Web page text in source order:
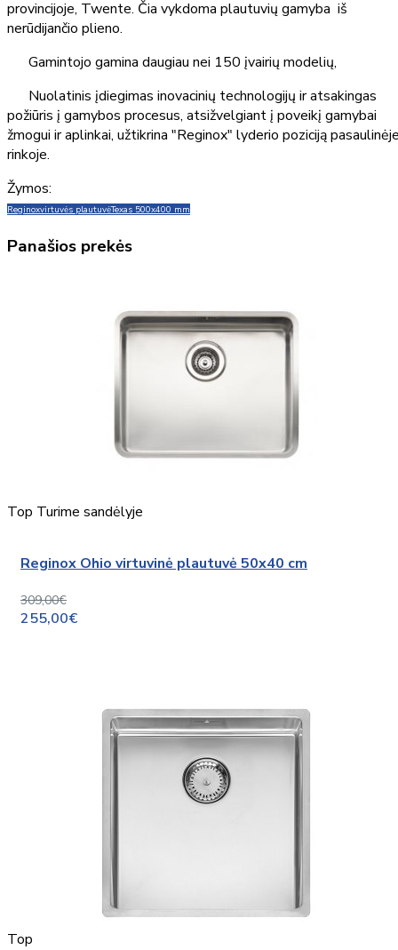
provincijoje, Twente. Čia vykdoma plautuvių gamyba iš
nerūdijančio plieno.
Gamintojo gamina daugiau nei 150 įvairių modelių,
Nuolatinis įdiegimas inovacinių technologijų ir atsakingas
požiūris į gamybos procesus, atsižvelgiant į poveikį gamybai
žmogui ir aplinkai, užtikrina "Reginox" lyderio poziciją
rinkoje.
Žymos:
Reginoxvirtuvės plautuvėTexas 500x400 mm
Panašios prekės
Top Turime sandėlyje
Reginox Ohio virtuvinė plautuvė 50x40 cm
309,00€
255,00€
Top